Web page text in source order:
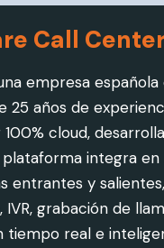
Call
empresa
25 años de
cloud,
plataforma integra
entrantes y
IVR, grabación de
tiempo real e